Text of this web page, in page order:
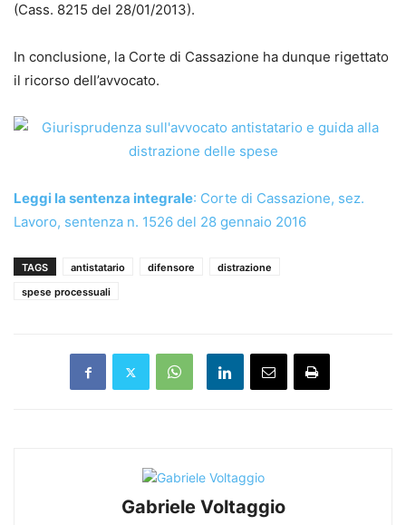
(Cass. 8215 del 28/01/2013).
In conclusione, la Corte di Cassazione ha dunque rigettato
il ricorso dell’avvocato.
Leggi la sentenza integrale: Corte di Cassazione, sez.
Lavoro, sentenza n. 1526 del 28 gennaio 2016
TAGS antistatario difensore
distrazione
spese processuali
Gabriele Voltaggio